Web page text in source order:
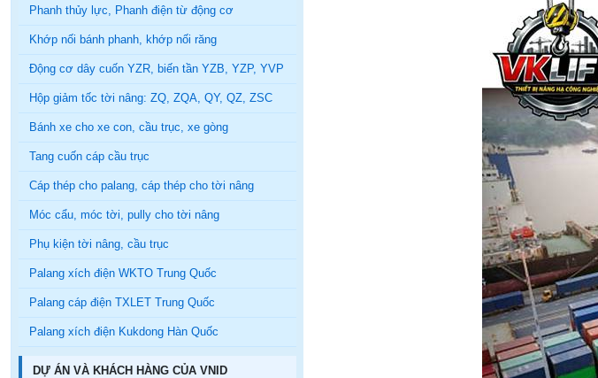
Phanh thủy lực, Phanh điện từ động cơ
Khớp nối bánh phanh, khớp nối răng
Động cơ dây cuốn YZR, biến tần YZB, YZP, YVP
Hộp giảm tốc tời nâng: ZQ, ZQA, QY, QZ, ZSC
Bánh xe cho xe con, cầu trục, xe gòng
Tang cuốn cáp cầu trục
Cáp thép cho palang, cáp thép cho tời nâng
Móc cẩu, móc tời, pully cho tời nâng
Phụ kiện tời nâng, cầu trục
Palang xích điện WKTO Trung Quốc
Palang cáp điện TXLET Trung Quốc
Palang xích điện Kukdong Hàn Quốc
DỰ ÁN VÀ KHÁCH HÀNG CỦA VNID